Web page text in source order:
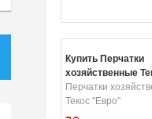
Купить Перчатки
хозяйственные
Перчатки
Текос "Евро"